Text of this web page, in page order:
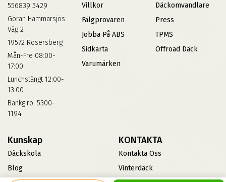
556839 5429
Göran Hammarsjös
Väg 2
19572 Rosersberg
Mån-Fre 08:00-
17:00
Lunchstängt 12:00-
13:00
Bankgiro: 5300-
1194
Villkor
Fälgprovaren
Jobba På ABS
Sidkarta
Varumärken
Däckomvandlare
Press
TPMS
Offroad Däck
Kunskap
Däckskola
Blog
KONTAKTA
Kontakta Oss
Vinterdäck